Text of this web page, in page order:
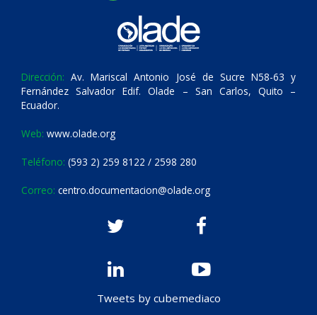
Dirección: Av. Mariscal Antonio José de Sucre N58-63 y
Fernández Salvador Edif. Olade – San Carlos, Quito –
Ecuador.
Web: www.olade.org
Teléfono: (593 2) 259 8122 / 2598 280
Correo: centro.documentacion@olade.org
Tweets by cubemediaco